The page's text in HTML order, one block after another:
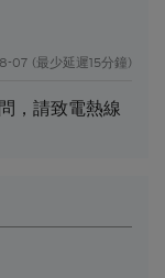
所載牛熊證條
熊證將自動
現金付款
詢其本人的
，確保任何
07 (最少延遲15分鐘)
，請致電熱線